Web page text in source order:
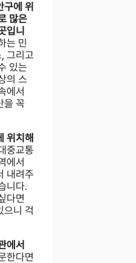
구에 위
많은
입니
는 민
그리고
있는
의 스
에서
을 꼭
위치해
중교통
에서
내려주
니다.
다면
으니 걱
에서
한다면